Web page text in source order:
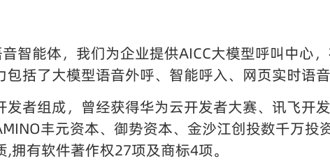
智能体，我们为企业提供AICC大模型呼叫中心
括了大模型语音外呼、智能呼入、网页实时语
者组成，曾经获得华为云开发者大赛、讯飞开
丰元资本、御势资本、金沙江创投数千万投
有软件著作权27项及商标4项。